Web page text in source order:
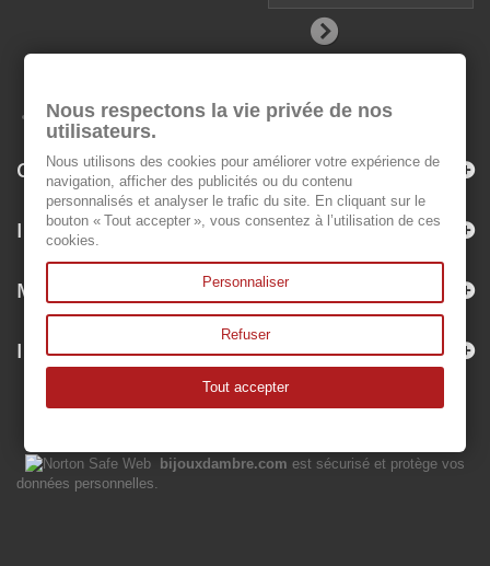
Catégories
Informations
Mon compte
Informations sur votre boutique
bijouxdambre.com est sécurisé et protège vos
données personnelles.
Nous respectons la vie privée de nos
utilisateurs.
Nous utilisons des cookies pour améliorer votre expérience de
navigation, afficher des publicités ou du contenu
personnalisés et analyser le trafic du site. En cliquant sur le
bouton « Tout accepter », vous consentez à l’utilisation de ces
cookies.
Personnaliser
Refuser
Tout accepter